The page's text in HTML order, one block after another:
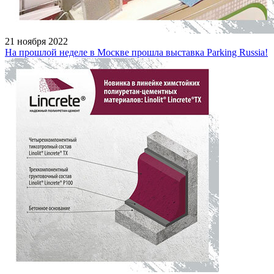
21 ноября 2022
На прошлой неделе в Москве прошла выставка Parking Russia!